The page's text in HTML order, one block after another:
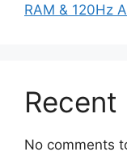
RAM & 120Hz
No comments